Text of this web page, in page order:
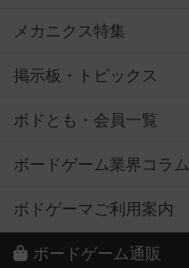
メカニクス特集
掲示板・トピックス
ボドとも・会員一覧
ボードゲーム業界コラム
ボドゲーマご利用案内
ボードゲーム通販